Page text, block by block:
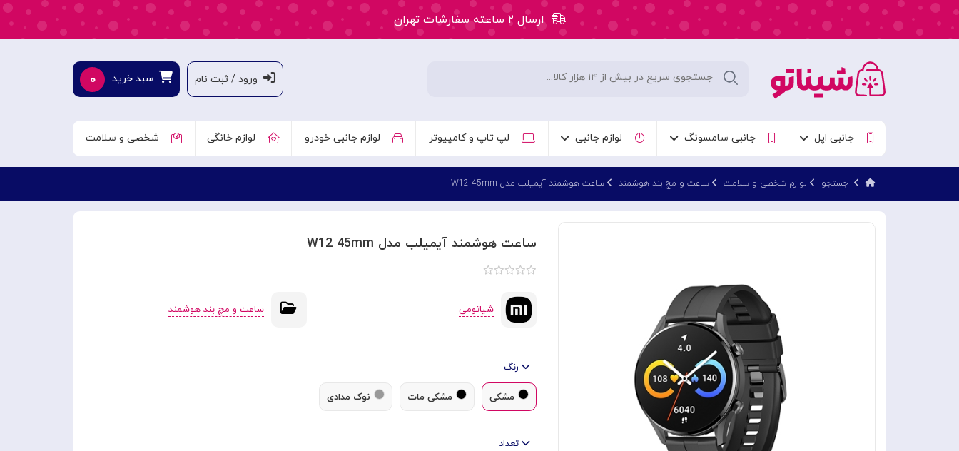
ارسال ۲ ساعته سفارشات تهران
ورود / ثبت نام سبد خرید ۰
جانبی اپل جانبی سامسونگ لوازم جانبی لپ تاپ و کامپیوتر لوازم جانبی خودرو لوازم خانگی شخصی و سلامت
جستجو لوازم شخصی و سلامت ساعت و مچ بند هوشمند ساعت هوشمند آیمیلب مدل W12 45mm
ساعت هوشمند آیمیلب مدل W12 45mm
شیائومی ساعت و مچ بند هوشمند
رنگ
مشکی مشکی مات نوک مدادی
تعداد